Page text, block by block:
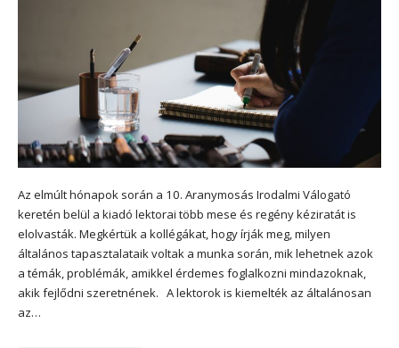
Az elmúlt hónapok során a 10. Aranymosás Irodalmi Válogató
keretén belül a kiadó lektorai több mese és regény kéziratát is
elolvasták. Megkértük a kollégákat, hogy írják meg, milyen
általános tapasztalataik voltak a munka során, mik lehetnek azok
a témák, problémák, amikkel érdemes foglalkozni mindazoknak,
akik fejlődni szeretnének. A lektorok is kiemelték az általánosan
az…